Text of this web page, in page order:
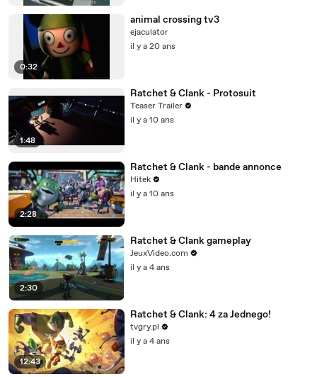
0:32
animal crossing tv3
ejaculator
il y a 20 ans
1:48
Ratchet & Clank - Protosuit
Teaser Trailer
il y a 10 ans
2:28
Ratchet & Clank - bande annonce
Hitek
il y a 10 ans
2:30
Ratchet & Clank gameplay
JeuxVideo.com
il y a 4 ans
12:43
Ratchet & Clank: 4 za Jednego!
tvgry.pl
il y a 4 ans